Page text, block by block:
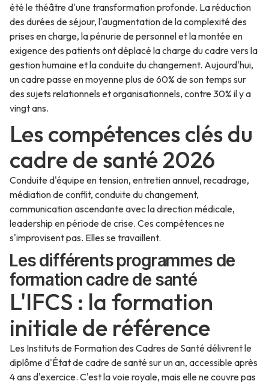
été le théâtre d'une transformation profonde. La réduction
des durées de séjour, l'augmentation de la complexité des
prises en charge, la pénurie de personnel et la montée en
exigence des patients ont déplacé la charge du cadre vers la
gestion humaine et la conduite du changement. Aujourd'hui,
un cadre passe en moyenne plus de 60% de son temps sur
des sujets relationnels et organisationnels, contre 30% il y a
vingt ans.
Les compétences clés du
cadre de santé 2026
Conduite d'équipe en tension, entretien annuel, recadrage,
médiation de conflit, conduite du changement,
communication ascendante avec la direction médicale,
leadership en période de crise. Ces compétences ne
s'improvisent pas. Elles se travaillent.
Les différents programmes de
formation cadre de santé
L'IFCS : la formation
initiale de référence
Les Instituts de Formation des Cadres de Santé délivrent le
diplôme d'État de cadre de santé sur un an, accessible après
4 ans d'exercice. C'est la voie royale, mais elle ne couvre pas